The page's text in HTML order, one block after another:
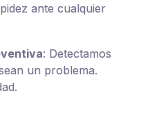
ante cualquier
: Detectamos
un problema.